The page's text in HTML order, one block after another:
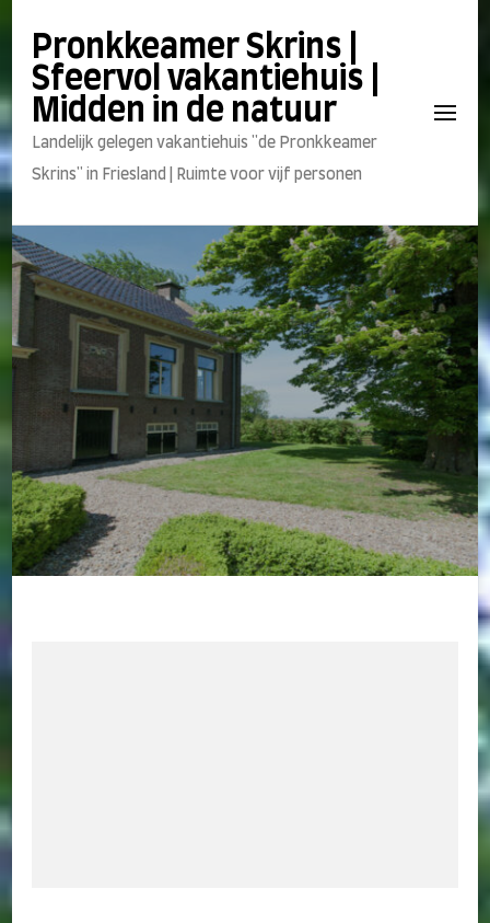
Pronkkeamer Skrins |
Sfeervol vakantiehuis |
Midden in de natuur
Landelijk gelegen vakantiehuis "de Pronkkeamer
Skrins" in Friesland | Ruimte voor vijf personen